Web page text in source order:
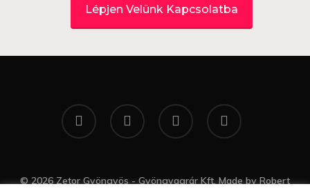
Lépjen Velünk Kapcsolatba
twitter facebook
google-
plus
yelp
© 2026 Zetor Gyöngyös - Gyöngyagrár Kft. Made byRobert